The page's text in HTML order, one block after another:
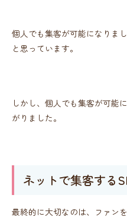
個人でも集客が可能になりま
と思っています。
しかし、個人でも集客が可能
がりました。
ネットで集客する
最終的に大切なのは、ファン